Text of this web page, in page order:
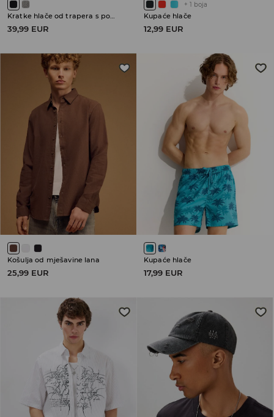
Kratke hlače od trapera s pohabanim porubima
39,99 EUR
+ 1 boja
Kupaće hlače
12,99 EUR
Košulja od mješavine lana
25,99 EUR
Kupaće hlače
17,99 EUR